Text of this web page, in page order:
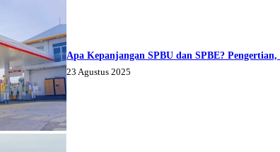
Apa Kepanjangan SPBU dan SPBE?
23 Agustus 2025